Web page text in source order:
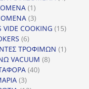
11
προϊόν
33
προϊόντα
VIDE COOKING 1515
66
προϊόντα
ΤΡΟΦΙΜΩΝ 11
VACUUM 88
4040
33